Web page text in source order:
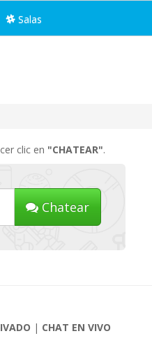
Salas
clic en "CHATEAR".
Chatear
| CHAT EN VIVO